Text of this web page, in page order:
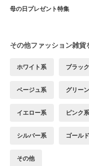
母の日プレゼント特集
その他ファッション雑貨
ホワイト系 ブラッ
ベージュ系 グリー
イエロー系 ピンク系
シルバー系 ゴール
その他